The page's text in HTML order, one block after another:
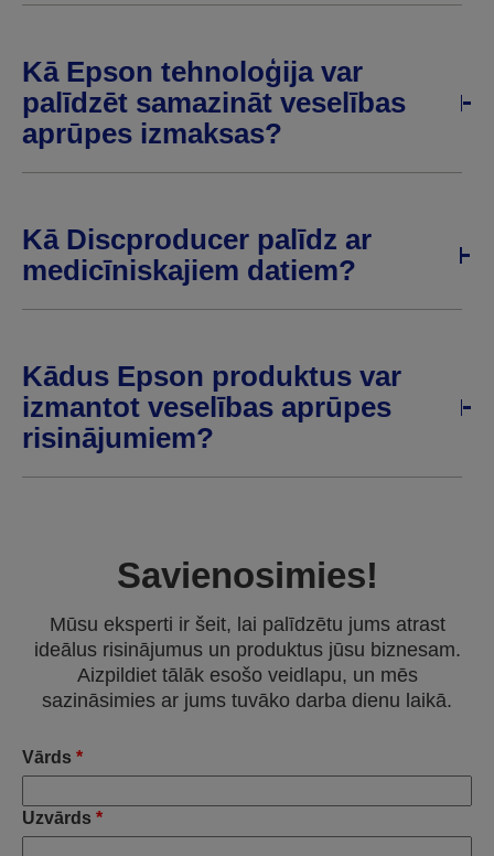
Kā Epson tehnoloģija var
palīdzēt samazināt veselības
aprūpes izmaksas?
Kā Discproducer palīdz ar
medicīniskajiem datiem?
Kādus Epson produktus var
izmantot veselības aprūpes
risinājumiem?
Savienosimies!
Mūsu eksperti ir šeit, lai palīdzētu jums atrast
ideālus risinājumus un produktus jūsu biznesam.
Aizpildiet tālāk esošo veidlapu, un mēs
sazināsimies ar jums tuvāko darba dienu laikā.
Vārds *
Uzvārds *